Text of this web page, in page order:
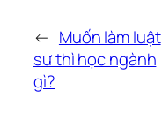
← Muốn làm luật
sư thì học ngành
gì?